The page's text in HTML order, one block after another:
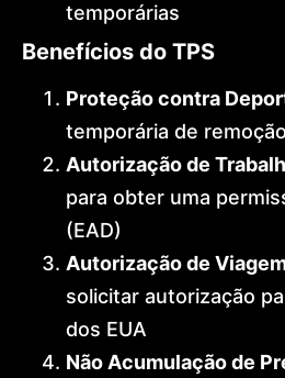
temporárias
Benefícios do TPS
Proteção contra
temporária de
Autorização de
para obter uma
(EAD)
Autorização de
solicitar autorização
dos EUA
Não Acumulação de